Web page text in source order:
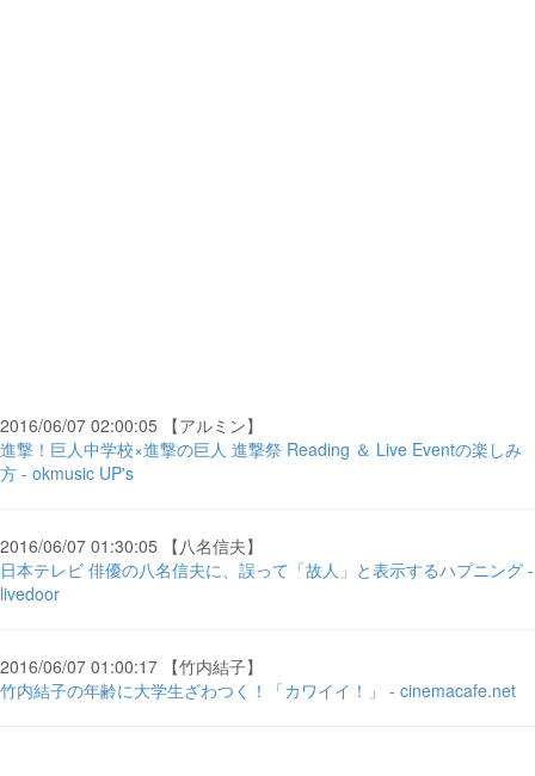
2016/06/07 02:00:05 【アルミン】
進撃！巨人中学校×進撃の巨人 進撃祭 Reading ＆ Live Eventの楽しみ
方 - okmusic UP's
2016/06/07 01:30:05 【八名信夫】
日本テレビ 俳優の八名信夫に、誤って「故人」と表示するハプニング -
livedoor
2016/06/07 01:00:17 【竹内結子】
竹内結子の年齢に大学生ざわつく！「カワイイ！」 - cinemacafe.net